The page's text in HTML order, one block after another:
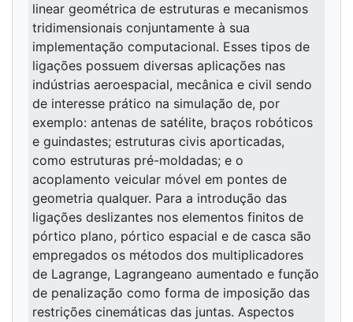
linear geométrica de estruturas e mecanismos
tridimensionais conjuntamente à sua
implementação computacional. Esses tipos de
ligações possuem diversas aplicações nas
indústrias aeroespacial, mecânica e civil sendo
de interesse prático na simulação de, por
exemplo: antenas de satélite, braços robóticos
e guindastes; estruturas civis aporticadas,
como estruturas pré-moldadas; e o
acoplamento veicular móvel em pontes de
geometria qualquer. Para a introdução das
ligações deslizantes nos elementos finitos de
pórtico plano, pórtico espacial e de casca são
empregados os métodos dos multiplicadores
de Lagrange, Lagrangeano aumentado e função
de penalização como forma de imposição das
restrições cinemáticas das juntas. Aspectos